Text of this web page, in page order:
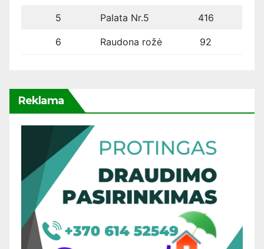
5 Palata Nr.5 416
6 Raudona rožė 92
Reklama